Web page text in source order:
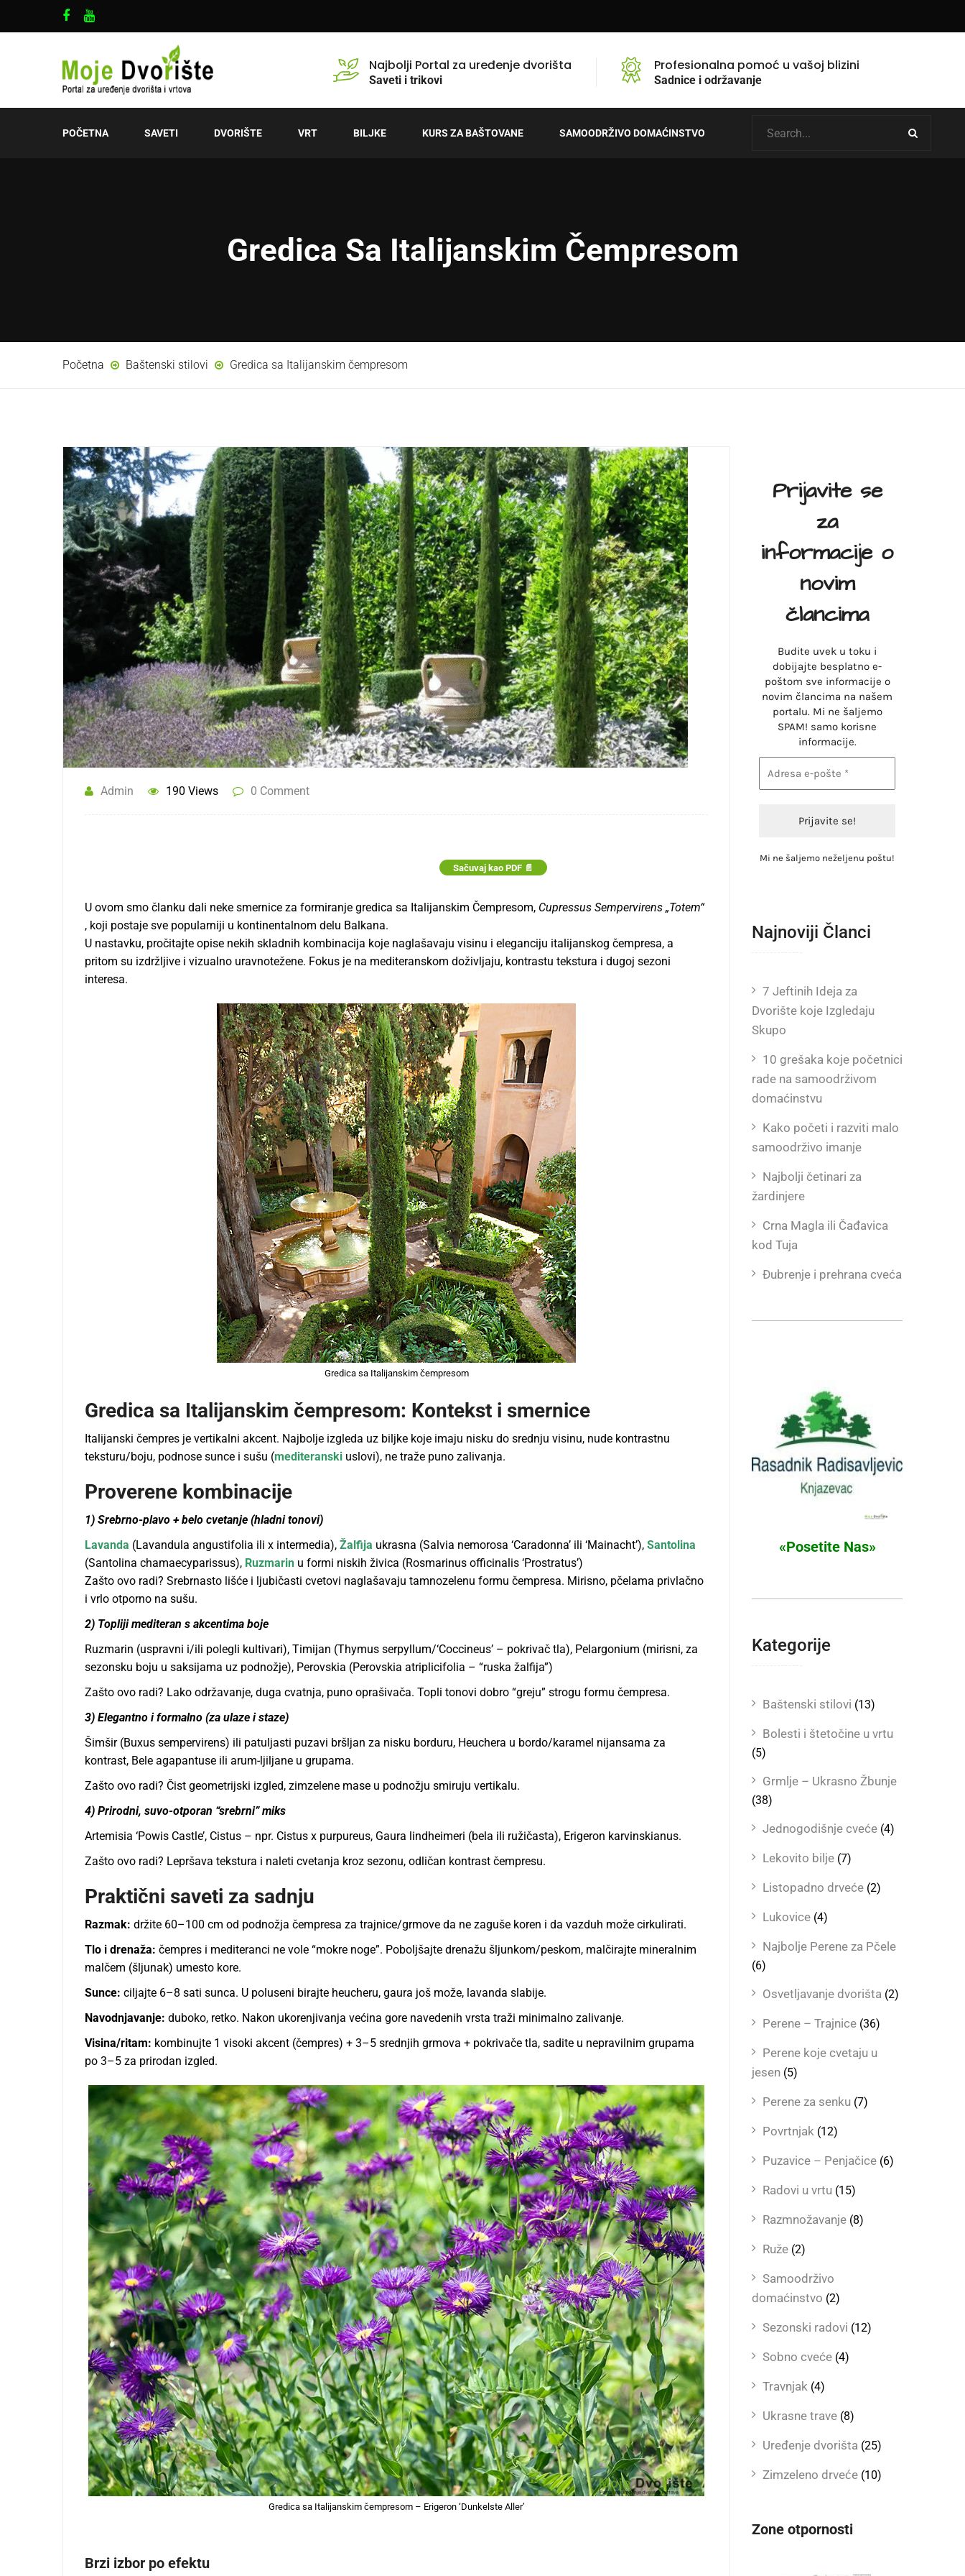
Najbolji Portal za uređenje dvorišta
Saveti i trikovi
Profesionalna pomoć u vašoj blizini
Sadnice i održavanje
POČETNA SAVETI DVORIŠTE VRT BILJKE KURS ZA BAŠTOVANE SAMOODRŽIVO DOMAĆINSTVO
Gredica Sa Italijanskim Čempresom
Početna Baštenski stilovi Gredica sa Italijanskim čempresom
Admin 190 Views 0 Comment
Sačuvaj kao PDF 📄
U ovom smo članku dali neke smernice za formiranje gredica sa Italijanskim Čempresom, Cupressus Sempervirens „Totem“
, koji postaje sve popularniji u kontinentalnom delu Balkana.
U nastavku, pročitajte opise nekih skladnih kombinacija koje naglašavaju visinu i eleganciju italijanskog čempresa, a
pritom su izdržljive i vizualno uravnotežene. Fokus je na mediteranskom doživljaju, kontrastu tekstura i dugoj sezoni
interesa.
Gredica sa Italijanskim čempresom
Gredica sa Italijanskim čempresom: Kontekst i smernice
Italijanski čempres je vertikalni akcent. Najbolje izgleda uz biljke koje imaju nisku do srednju visinu, nude kontrastnu
teksturu/boju, podnose sunce i sušu (mediteranski uslovi), ne traže puno zalivanja.
Proverene kombinacije
1) Srebrno-plavo + belo cvetanje (hladni tonovi)
Lavanda (Lavandula angustifolia ili x intermedia), Žalfija ukrasna (Salvia nemorosa ‘Caradonna’ ili ‘Mainacht’), Santolina
(Santolina chamaecyparissus), Ruzmarin u formi niskih živica (Rosmarinus officinalis ‘Prostratus’)
Zašto ovo radi? Srebrnasto lišće i ljubičasti cvetovi naglašavaju tamnozelenu formu čempresa. Mirisno, pčelama privlačno
i vrlo otporno na sušu.
2) Topliji mediteran s akcentima boje
Ruzmarin (uspravni i/ili polegli kultivari), Timijan (Thymus serpyllum/‘Coccineus’ – pokrivač tla), Pelargonium (mirisni, za
sezonsku boju u saksijama uz podnožje), Perovskia (Perovskia atriplicifolia – “ruska žalfija”)
Zašto ovo radi? Lako održavanje, duga cvatnja, puno oprašivača. Topli tonovi dobro “greju” strogu formu čempresa.
3) Elegantno i formalno (za ulaze i staze)
Šimšir (Buxus sempervirens) ili patuljasti puzavi bršljan za nisku borduru, Heuchera u bordo/karamel nijansama za
kontrast, Bele agapantuse ili arum-ljiljane u grupama.
Zašto ovo radi? Čist geometrijski izgled, zimzelene mase u podnožju smiruju vertikalu.
4) Prirodni, suvo-otporan “srebrni” miks
Artemisia ‘Powis Castle’, Cistus – npr. Cistus x purpureus, Gaura lindheimeri (bela ili ružičasta), Erigeron karvinskianus.
Zašto ovo radi? Lepršava tekstura i naleti cvetanja kroz sezonu, odličan kontrast čempresu.
Praktični saveti za sadnju
Razmak: držite 60–100 cm od podnožja čempresa za trajnice/grmove da ne zaguše koren i da vazduh može cirkulirati.
Tlo i drenaža: čempres i mediteranci ne vole “mokre noge”. Poboljšajte drenažu šljunkom/peskom, malčirajte mineralnim
malčem (šljunak) umesto kore.
Sunce: ciljajte 6–8 sati sunca. U poluseni birajte heucheru, gaura još može, lavanda slabije.
Navodnjavanje: duboko, retko. Nakon ukorenjivanja većina gore navedenih vrsta traži minimalno zalivanje.
Visina/ritam: kombinujte 1 visoki akcent (čempres) + 3–5 srednjih grmova + pokrivače tla, sadite u nepravilnim grupama
po 3–5 za prirodan izgled.
Gredica sa Italijanskim čempresom – Erigeron ‘Dunkelste Aller’
Brzi izbor po efektu
Prijavite se
za
informacije o
novim
člancima
Budite uvek u toku i
dobijajte besplatno e-
poštom sve informacije o
novim člancima na našem
portalu. Mi ne šaljemo
SPAM! samo korisne
informacije.
Mi ne šaljemo neželjenu poštu!
Najnoviji Članci
7 Jeftinih Ideja za
Dvorište koje Izgledaju
Skupo
10 grešaka koje početnici
rade na samoodrživom
domaćinstvu
Kako početi i razviti malo
samoodrživo imanje
Najbolji četinari za
žardinjere
Crna Magla ili Čađavica
kod Tuja
Đubrenje i prehrana cveća
«Posetite Nas»
Kategorije
Baštenski stilovi (13)
Bolesti i štetočine u vrtu
(5)
Grmlje – Ukrasno Žbunje
(38)
Jednogodišnje cveće (4)
Lekovito bilje (7)
Listopadno drveće (2)
Lukovice (4)
Najbolje Perene za Pčele
(6)
Osvetljavanje dvorišta (2)
Perene – Trajnice (36)
Perene koje cvetaju u
jesen (5)
Perene za senku (7)
Povrtnjak (12)
Puzavice – Penjačice (6)
Radovi u vrtu (15)
Razmnožavanje (8)
Ruže (2)
Samoodrživo
domaćinstvo (2)
Sezonski radovi (12)
Sobno cveće (4)
Travnjak (4)
Ukrasne trave (8)
Uređenje dvorišta (25)
Zimzeleno drveće (10)
Zone otpornosti